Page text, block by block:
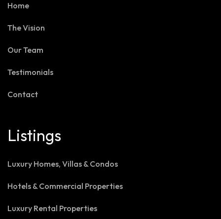
Home
The Vision
Our Team
Testimonials
Contact
Listings
Luxury Homes, Villas & Condos
Hotels & Commercial Properties
Luxury Rental Properties